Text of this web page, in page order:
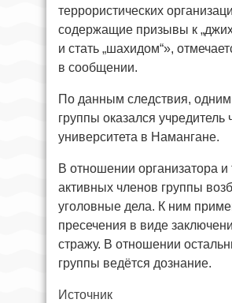
террористических
содержащие призывы к
и стать „шахидом“»,
в сообщении.
По данным следствия, одним
группы оказался учредитель
университета в Намангане.
В отношении организатора и
активных членов группы
уголовные дела. К ним
пресечения в виде
стражу. В отношении
группы ведётся дознание.
Источник